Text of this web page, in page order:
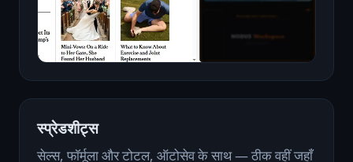
स्प्रेडशीट्स
सेल्स, फॉर्मूला और टोटल, ऑटोसेव के साथ — ठीक वहीं जहाँ